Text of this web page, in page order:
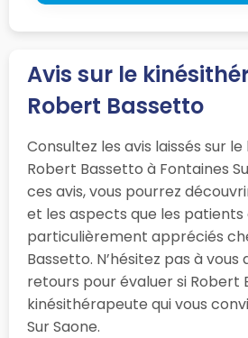
Avis sur le
Robert Bassetto
Consultez les avis laissés sur
Robert Bassetto à Fontaines
ces avis, vous pourrez
et les aspects que les patients
particulièrement appréciés
Bassetto. N’hésitez pas à
retours pour évaluer si Robert
kinésithérapeute qui vous
Sur Saone.